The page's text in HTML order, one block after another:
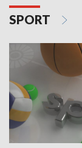
SPORT